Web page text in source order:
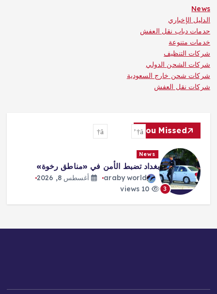
News
الدليل الإخباري
حدمات دباب نقل العفش
خدمات متنوعة
شركات التنظيف
شركات الشحن الدولي
شركات شحن خارج السعودية
شركات نقل العفش
You Missed
3
News
بغداد تضبط الأمن في «مناطق رخوة»
araby world
أغسطس 8, 2026
10 views